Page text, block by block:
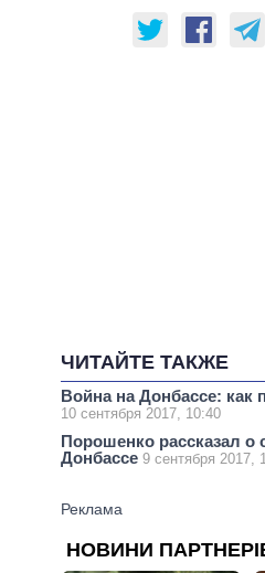
ЧИТАЙТЕ ТАКЖЕ
Война на Донбассе: как
10 сентября 2017, 10:40
Порошенко рассказал о
Донбассе 9 сентября 2017,